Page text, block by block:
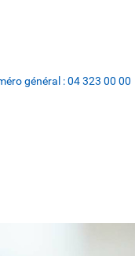
général :04 323 00 00